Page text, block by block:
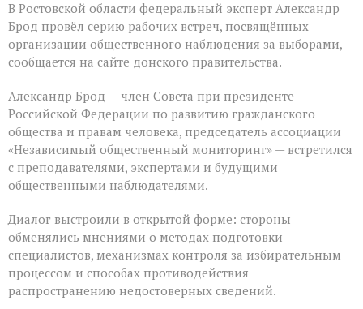
В Ростовской области федеральный эксперт Александр
Брод провёл серию рабочих встреч, посвящённых
организации общественного наблюдения за выборами,
сообщается на сайте донского правительства.
Александр Брод — член Совета при президенте
Российской Федерации по развитию гражданского
общества и правам человека, председатель ассоциации
«Независимый общественный мониторинг» — встретился
с преподавателями, экспертами и будущими
общественными наблюдателями.
Диалог выстроили в открытой форме: стороны
обменялись мнениями о методах подготовки
специалистов, механизмах контроля за избирательным
процессом и способах противодействия
распространению недостоверных сведений.